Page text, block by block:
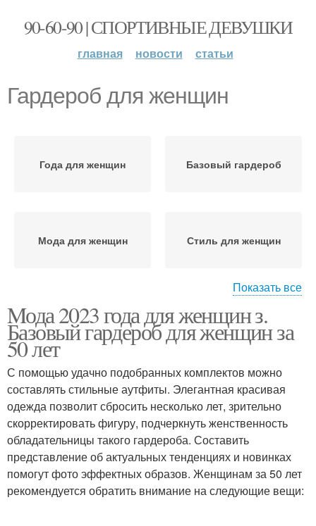
90-60-90 | СПОРТИВНЫЕ ДЕВУШКИ
главная новости статьи
Гардероб для женщин
Года для женщин Базовый гардероб
Мода для женщин Стиль для женщин
Стильный гардероб
женщин
Летний гардероб
Женщины на осень-
зиму
Зимний гардероб
Стиль для полных
женщин
Показать все
Mода 2023 года для женщин з.
Базовый гардероб для женщин за
50 лет
С помощью удачно подобранных комплектов можно
составлять стильные аутфиты. Элегантная красивая
одежда позволит сбросить несколько лет, зрительно
скорректировать фигуру, подчеркнуть женственность
обладательницы такого гардероба. Составить
представление об актуальных тенденциях и новинках
помогут фото эффектных образов. Женщинам за 50 лет
рекомендуется обратить внимание на следующие вещи: